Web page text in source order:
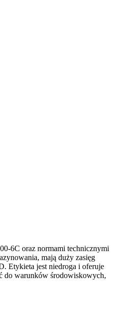
6C oraz normami technicznymi
mają duży zasięg
Etykieta jest niedroga i oferuje
do warunków środowiskowych,